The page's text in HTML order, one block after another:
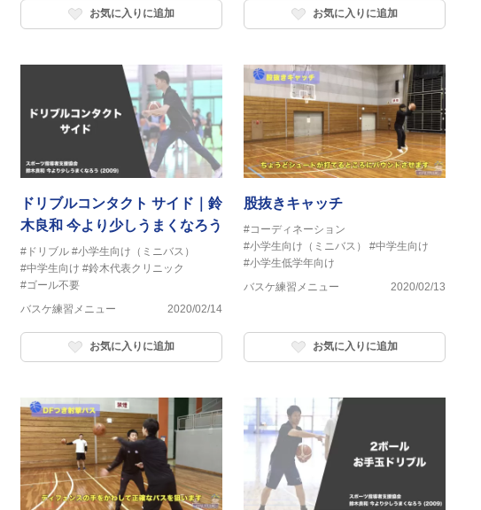
お気に入りに追加 お気に入りに追加
ドリブルコンタクト サイド｜鈴
木良和 今より少しうまくなろう
#ドリブル #小学生向け（ミニバス）
#中学生向け #鈴木代表クリニック
#ゴール不要
バスケ練習メニュー
2020/02/14
お気に入りに追加
股抜きキャッチ
#コーディネーション
#小学生向け（ミニバス）
#中学生向け
#小学生低学年向け
バスケ練習メニュー
2020/02/13
お気に入りに追加